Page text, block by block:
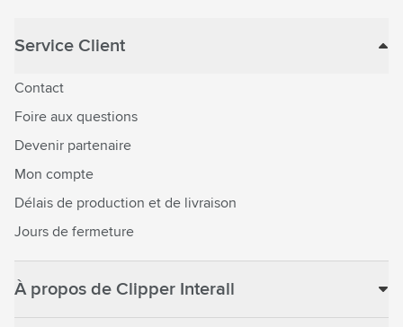
Service Client
Contact
Foire aux questions
Devenir partenaire
Mon compte
Délais de production et de livraison
Jours de fermeture
À propos de Clipper Interall